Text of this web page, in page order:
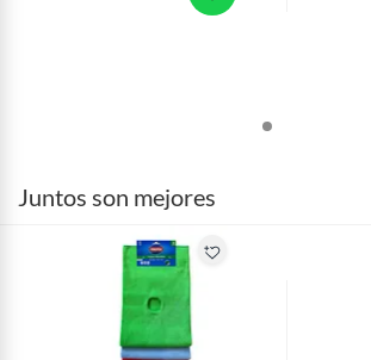
Juntos son mejores